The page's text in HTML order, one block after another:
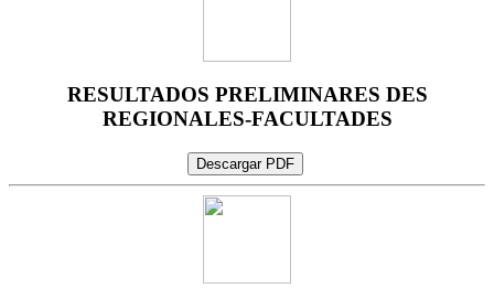
RESULTADOS PRELIMINARES DES
REGIONALES-FACULTADES
Descargar PDF